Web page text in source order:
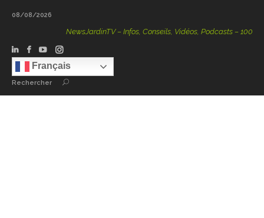
08/08/2026
NewsJardinTV – Infos, Conseils, Vidéos, Podcasts – 100 %
Français
Rechercher